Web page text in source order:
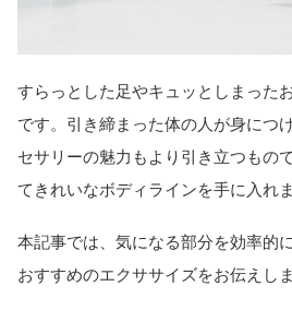
すらっとした足やキュッとしまった
です。引き締まった体の人が身につ
セサリーの魅力もより引き立つもの
てきれいなボディラインを手に入れま
本記事では、気になる部分を効率的
おすすめのエクササイズをお伝えしま